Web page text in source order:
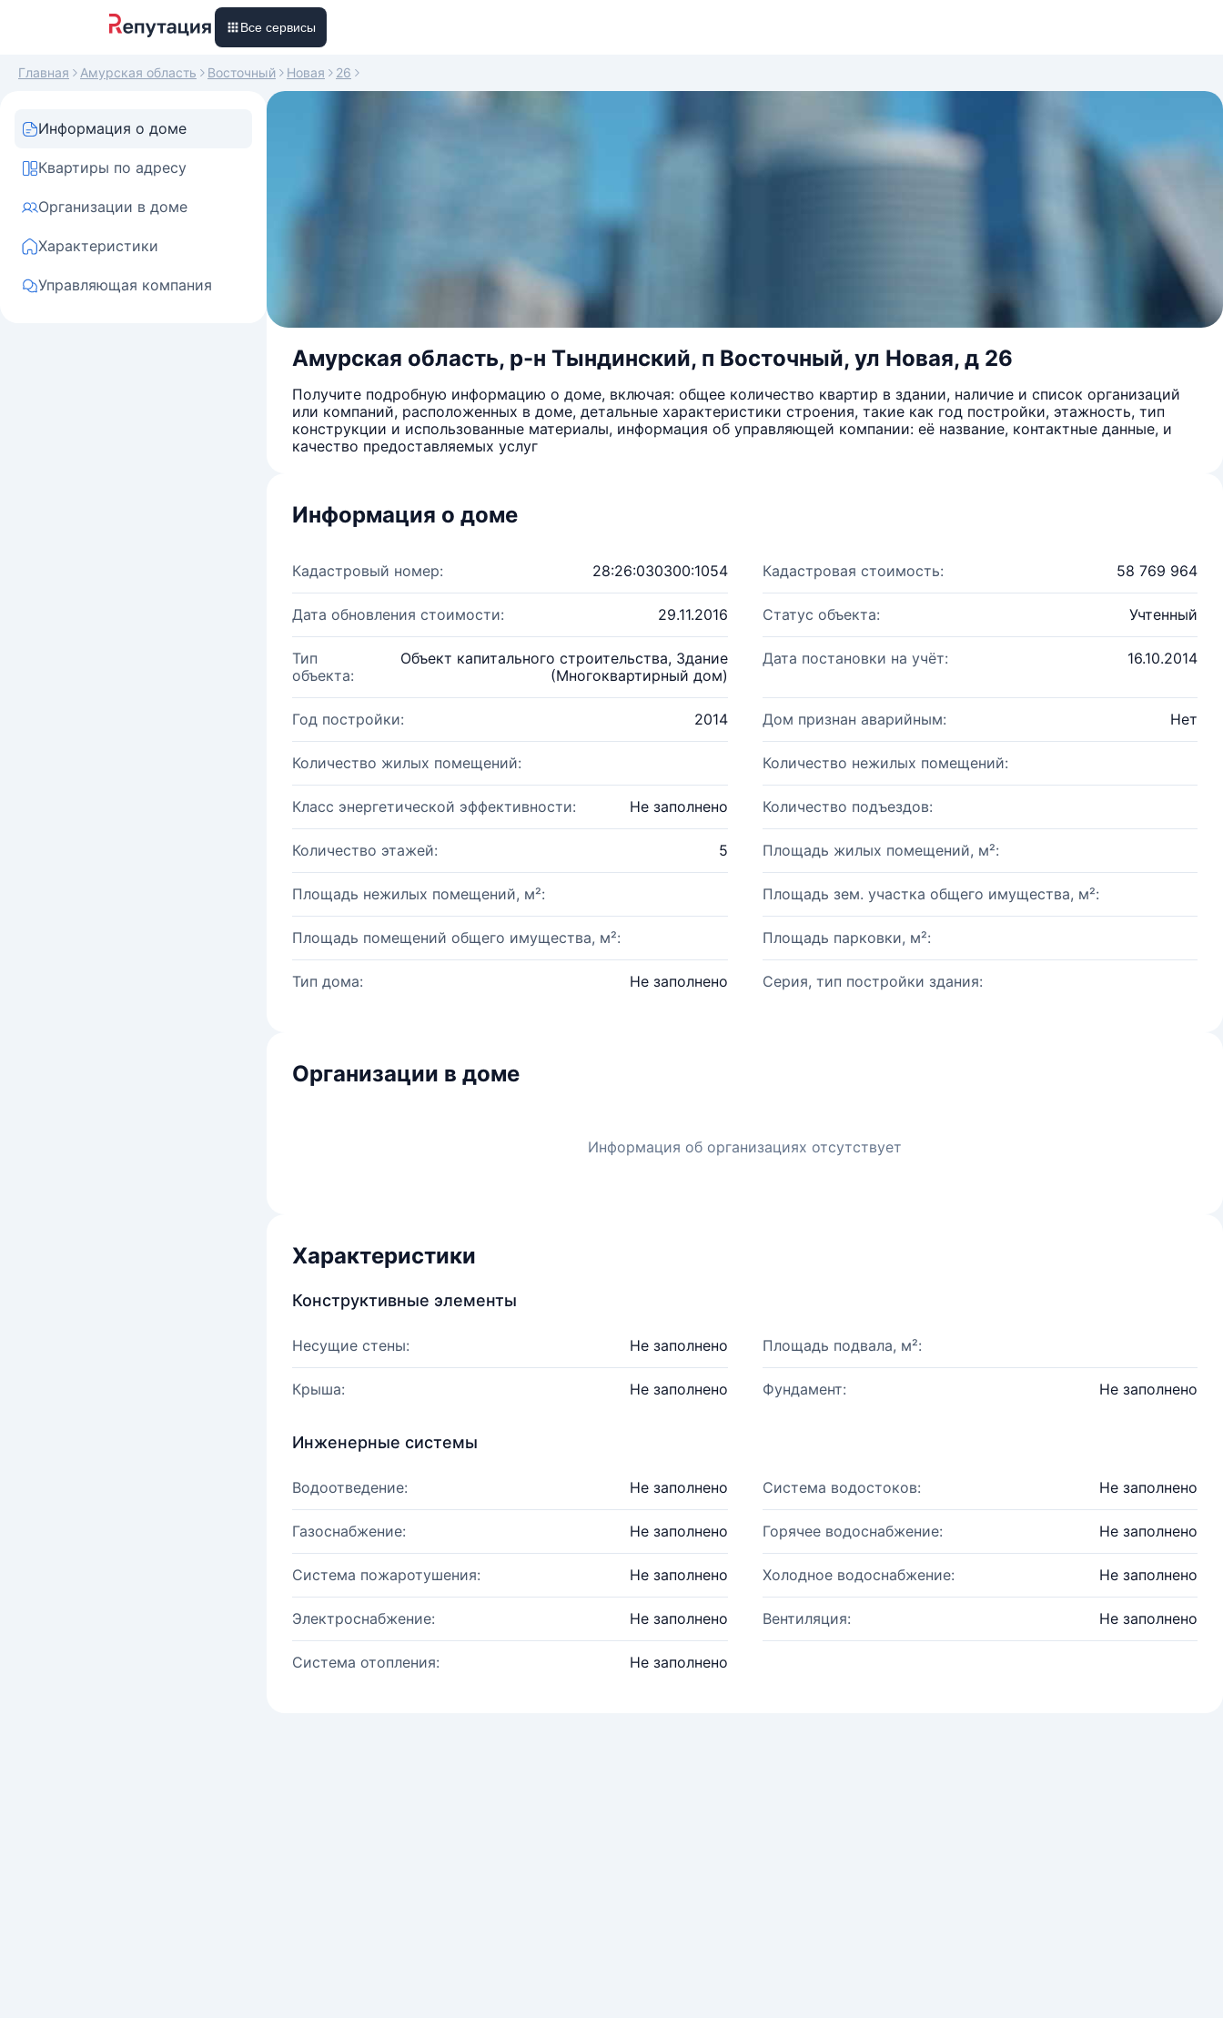
Все сервисы
Главная Амурская область Восточный Новая 26
Информация о доме
Квартиры по адресу
Организации в доме
Характеристики
Управляющая компания
Амурская область, р-н Тындинский, п Восточный, ул Новая, д 26
Получите подробную информацию о доме, включая: общее количество квартир в здании, наличие и список организаций
или компаний, расположенных в доме, детальные характеристики строения, такие как год постройки, этажность, тип
конструкции и использованные материалы, информация об управляющей компании: её название, контактные данные, и
качество предоставляемых услуг
Информация о доме
Кадастровый номер: 28:26:030300:1054 Кадастровая стоимость: 58 769 964
Дата обновления стоимости: 29.11.2016 Статус объекта: Учтенный
Тип
объекта:
Объект капитального строительства, Здание
(Многоквартирный дом)
Дата постановки на учёт: 16.10.2014
Год постройки: 2014 Дом признан аварийным: Нет
Количество жилых помещений: Количество нежилых помещений:
Класс энергетической эффективности: Не заполнено Количество подъездов:
Количество этажей: 5 Площадь жилых помещений, м²:
Площадь нежилых помещений, м²: Площадь зем. участка общего имущества, м²:
Площадь помещений общего имущества, м²: Площадь парковки, м²:
Тип дома: Не заполнено Серия, тип постройки здания:
Организации в доме
Информация об организациях отсутствует
Характеристики
Конструктивные элементы
Несущие стены: Не заполнено Площадь подвала, м²:
Крыша: Не заполнено Фундамент: Не заполнено
Инженерные системы
Водоотведение: Не заполнено Система водостоков: Не заполнено
Газоснабжение: Не заполнено Горячее водоснабжение: Не заполнено
Система пожаротушения: Не заполнено Холодное водоснабжение: Не заполнено
Электроснабжение: Не заполнено Вентиляция: Не заполнено
Система отопления: Не заполнено